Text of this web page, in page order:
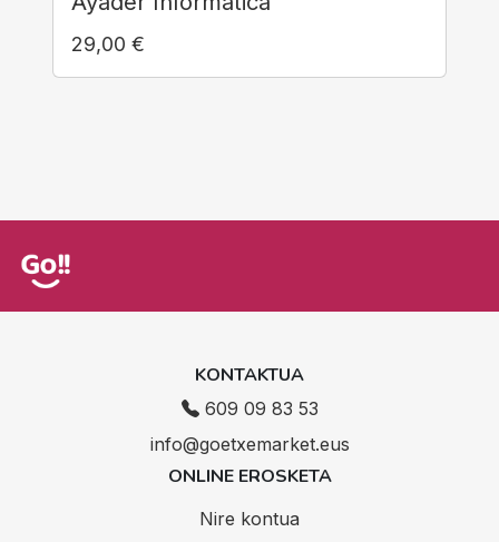
29,00€
KONTAKTUA
609 09 83 53
info@goetxemarket.eus
ONLINE EROSKETA
Nire kontua